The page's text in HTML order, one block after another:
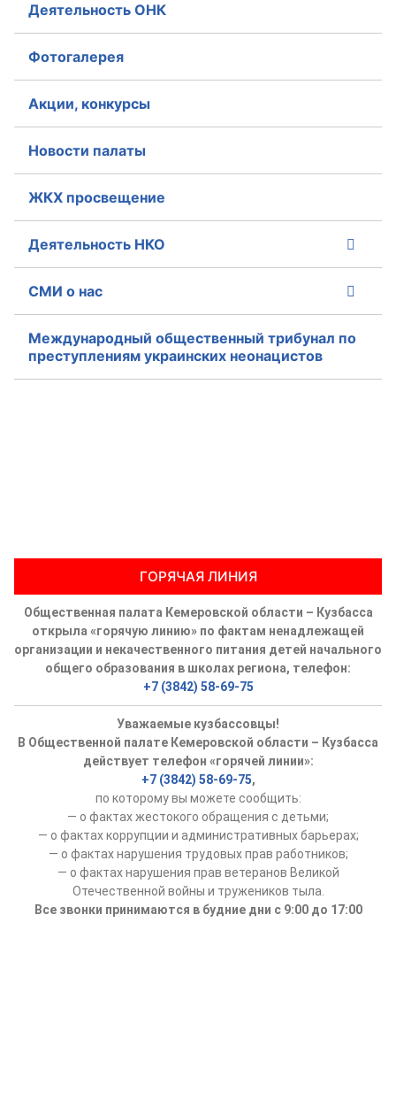
Деятельность ОНК
Фотогалерея
Акции, конкурсы
Новости палаты
ЖКХ просвещение
Деятельность НКО
СМИ о нас
Международный общественный трибунал по
преступлениям украинских неонацистов
ГОРЯЧАЯ ЛИНИЯ
Общественная палата Кемеровской области – Кузбасса
открыла «горячую линию» по фактам ненадлежащей
организации и некачественного питания детей начального
общего образования в школах региона, телефон:
+7 (3842) 58-69-75
Уважаемые кузбассовцы!
В Общественной палате Кемеровской области – Кузбасса
действует телефон «горячей линии»:
+7 (3842) 58-69-75,
по которому вы можете сообщить:
— о фактах жестокого обращения с детьми;
— о фактах коррупции и административных барьерах;
— о фактах нарушения трудовых прав работников;
— о фактах нарушения прав ветеранов Великой
Отечественной войны и тружеников тыла.
Все звонки принимаются в будние дни с 9:00 до 17:00